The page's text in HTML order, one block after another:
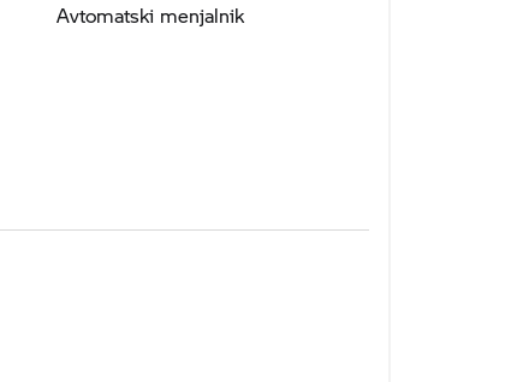
Avtomatski menjalnik